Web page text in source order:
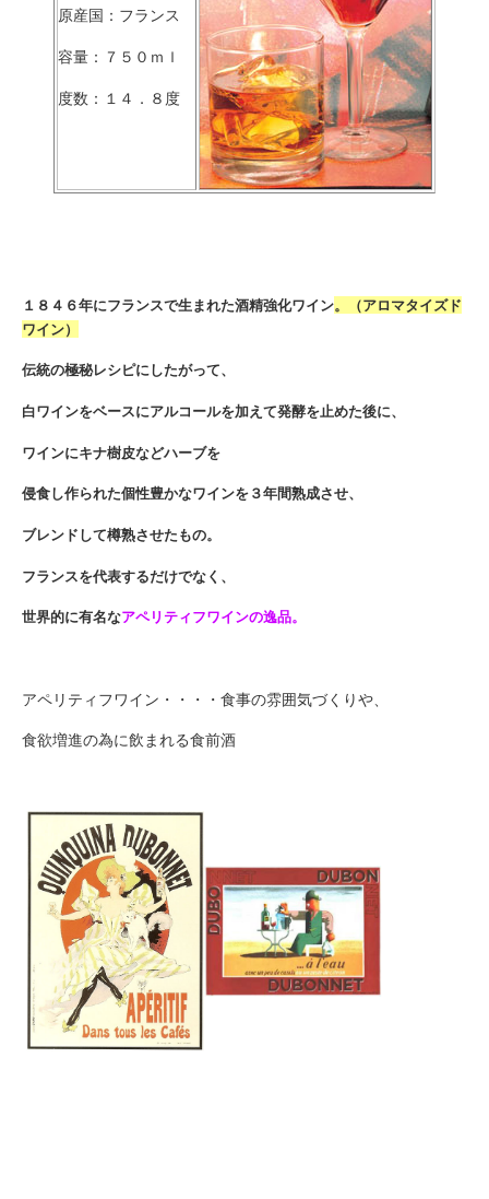
原産国：フランス
容量：７５０ｍｌ
度数：１４．８度
１８４６年にフランスで生まれた酒精強化ワイン。（アロマタイズド
ワイン）
伝統の極秘レシピにしたがって、
白ワインをベースにアルコールを加えて発酵を止めた後に、
ワインにキナ樹皮などハーブを
侵食し作られた個性豊かなワインを３年間熟成させ、
ブレンドして樽熟させたもの。
フランスを代表するだけでなく、
世界的に有名なアペリティフワインの逸品。
アペリティフワイン・・・・食事の雰囲気づくりや、
食欲増進の為に飲まれる食前酒